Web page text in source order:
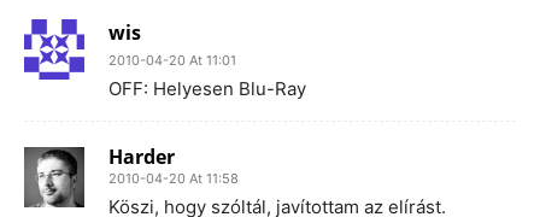
wis
2010-04-20 At 11:01
OFF: Helyesen Blu-Ray
Harder
2010-04-20 At 11:58
Köszi, hogy szóltál, javítottam az elírást.